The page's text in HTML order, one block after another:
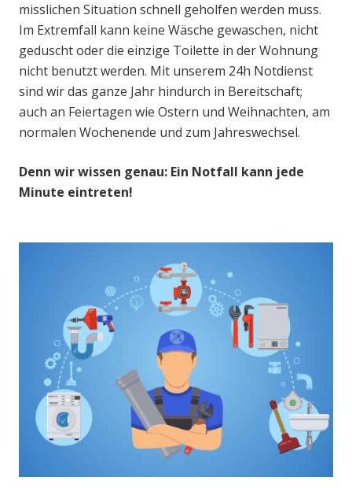
misslichen Situation schnell geholfen werden muss.
Im Extremfall kann keine Wäsche gewaschen, nicht
geduscht oder die einzige Toilette in der Wohnung
nicht benutzt werden. Mit unserem 24h Notdienst
sind wir das ganze Jahr hindurch in Bereitschaft;
auch an Feiertagen wie Ostern und Weihnachten, am
normalen Wochenende und zum Jahreswechsel.
Denn wir wissen genau: Ein Notfall kann jede
Minute eintreten!